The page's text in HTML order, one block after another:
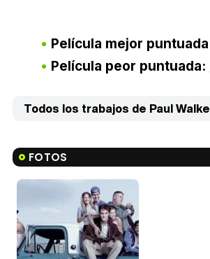
Película mejor
Película peor puntuada:
Todos los trabajos de Paul
FOTOS